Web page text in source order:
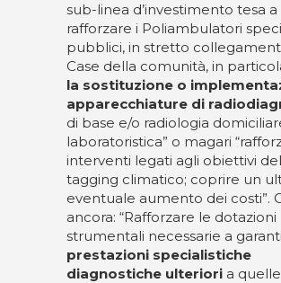
sub-linea d’investimento tesa a
rafforzare i Poliambulatori
pubblici, in stretto
Case della comunità, in
la sostituzione o
apparecchiature di
di base e/o radiologia
laboratoristica” o magari
interventi legati agli obiettivi del
tagging climatico; coprire un
eventuale aumento dei costi”.
ancora: “Rafforzare le dotazioni
strumentali necessarie a
prestazioni specialistiche
diagnostiche ulteriori a